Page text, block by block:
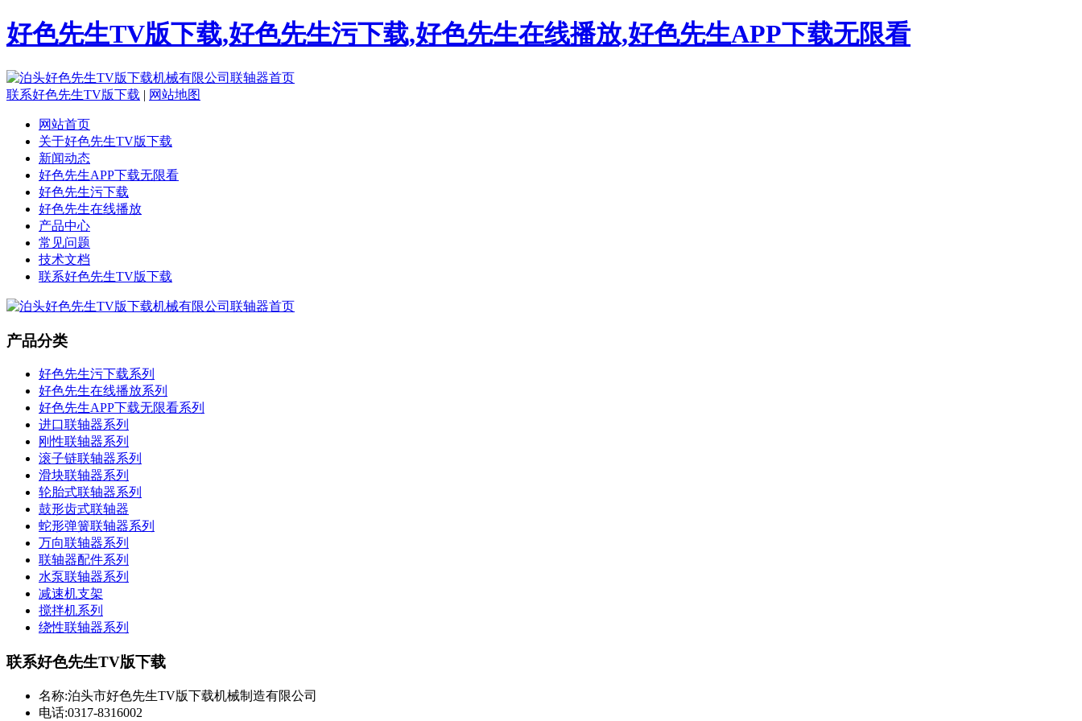
好色先生TV版下载,好色先生污下载,好色先生在线播放,好色先生APP下载无限看
联系好色先生TV版下载 | 网站地图
网站首页
关于好色先生TV版下载
新闻动态
好色先生APP下载无限看
好色先生污下载
好色先生在线播放
产品中心
常见问题
技术文档
联系好色先生TV版下载
产品分类
好色先生污下载系列
好色先生在线播放系列
好色先生APP下载无限看系列
进口联轴器系列
刚性联轴器系列
滚子链联轴器系列
滑块联轴器系列
轮胎式联轴器系列
鼓形齿式联轴器
蛇形弹簧联轴器系列
万向联轴器系列
联轴器配件系列
水泵联轴器系列
减速机支架
搅拌机系列
绕性联轴器系列
联系好色先生TV版下载
名称:泊头市好色先生TV版下载机械制造有限公司
电话:0317-8316002